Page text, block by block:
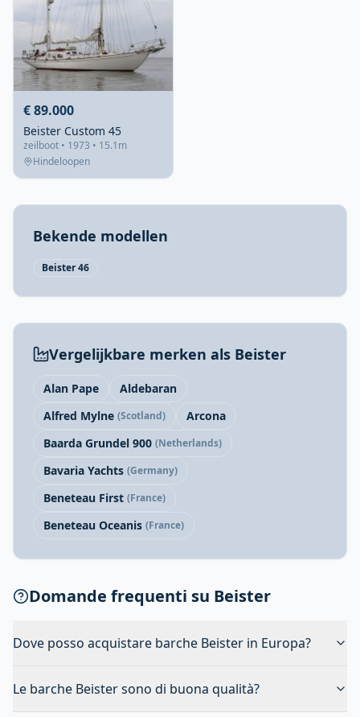
€ 89.000
Beister Custom 45
zeilboot • 1973 • 15.1m
Hindeloopen
Bekende modellen
Beister 46
Vergelijkbare merken als Beister
Alan Pape
Aldebaran
Alfred Mylne (Scotland)
Arcona
Baarda Grundel 900 (Netherlands)
Bavaria Yachts (Germany)
Beneteau First (France)
Beneteau Oceanis (France)
Domande frequenti su Beister
Dove posso acquistare barche Beister in Europa?
Le barche Beister sono di buona qualità?